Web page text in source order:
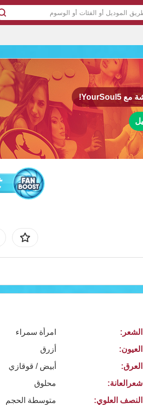
مع YourSoul5!
الشعر:
امرأة سمراء
العيون:
أزرق
العرق:
أبيض / قوقازي
شعرالعانة:
محلوق
النصف العلوي:
متوسطة الحجم